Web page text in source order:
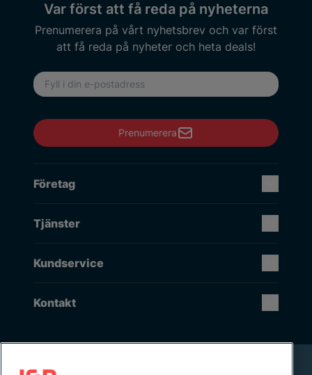
Var först att få reda på nyheterna
Prenumerera på vårt nyhetsbrev och var först
att få reda på nyheter och heta deals!
E-postadress
Prenumerera
Företag
Tjänster
Kundservice
Kontakt
Rikstäckande installation & service